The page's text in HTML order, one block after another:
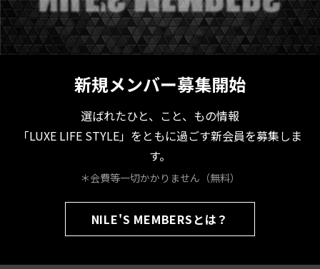
新規メンバー募集開始
選ばれたひと、こと、もの情報
「LUXE LIFE STYLE」をともに過ごす新会員を募集しま
す。
＊会費等一切かかりません（無料）
NILE'S MEMBERSとは？